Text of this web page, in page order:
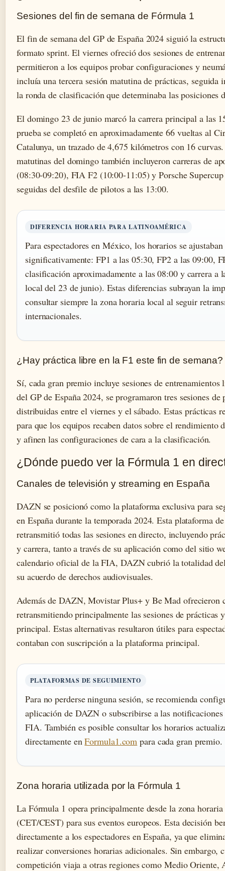
Sesiones del fin de semana de Fórmula 1
El fin de semana del GP de España 2024 siguió la
formato sprint. El viernes ofreció dos sesiones de
permitieron a los equipos probar configuraciones y
incluía una tercera sesión matutina de prácticas, seguida
la ronda de clasificación que determinaba las posiciones
El domingo 23 de junio marcó la carrera principal a las
prueba se completó en aproximadamente 66 vueltas al
Catalunya, un trazado de 4,675 kilómetros con 16
matutinas del domingo también incluyeron carreras de
(08:30-09:20), FIA F2 (10:00-11:05) y Porsche
seguidas del desfile de pilotos a las 13:00.
DIFERENCIA HORARIA PARA LATINOAMÉRICA
Para espectadores en México, los horarios se ajustaban
significativamente: FP1 a las 05:30, FP2 a las 09:00,
clasificación aproximadamente a las 08:00 y carrera a
local del 23 de junio). Estas diferencias subrayan la
consultar siempre la zona horaria local al seguir
internacionales.
¿Hay práctica libre en la F1 este fin de semana?
Sí, cada gran premio incluye sesiones de entrenamientos
del GP de España 2024, se programaron tres sesiones
distribuidas entre el viernes y el sábado. Estas prácticas
para que los equipos recaben datos sobre el rendimiento
y afinen las configuraciones de cara a la clasificación.
¿Dónde puedo ver la Fórmula 1 en
Canales de televisión y streaming en España
DAZN se posicionó como la plataforma exclusiva para
en España durante la temporada 2024. Esta plataforma
retransmitió todas las sesiones en directo, incluyendo
y carrera, tanto a través de su aplicación como del sitio
calendario oficial de la FIA, DAZN cubrió la totalidad
su acuerdo de derechos audiovisuales.
Además de DAZN, Movistar Plus+ y Be Mad ofrecieron
retransmitiendo principalmente las sesiones de prácticas
principal. Estas alternativas resultaron útiles para
contaban con suscripción a la plataforma principal.
PLATAFORMAS DE SEGUIMIENTO
Para no perderse ninguna sesión, se recomienda
aplicación de DAZN o subscribirse a las
FIA. También es posible consultar los horarios
directamente enFormula1.com para cada gran premio.
Zona horaria utilizada por la Fórmula 1
La Fórmula 1 opera principalmente desde la zona
(CET/CEST) para sus eventos europeos. Esta decisión
directamente a los espectadores en España, ya que
realizar conversiones horarias adicionales. Sin embargo,
competición viaja a otras regiones como Medio Oriente,